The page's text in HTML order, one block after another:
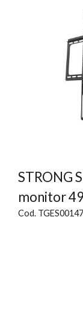
STRONG
monitor
Cod.